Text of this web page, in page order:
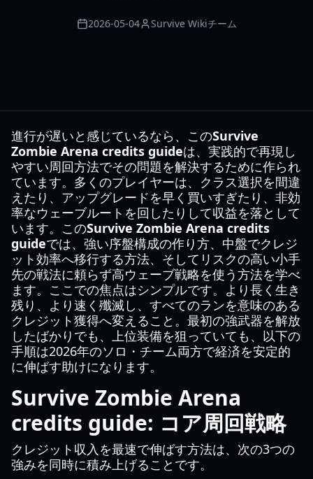
2026-05-04 Survive Wikiチーム
進行が遅いと感じているなら、このSurvive
Zombie Arena credits guideは、実践的で再現し
やすい周回方法でその問題を解決するために作られ
ています。多くのプレイヤーは、クラス選択を間違
えたり、アップグレードを早く買いすぎたり、非効
率なウェーブルートを回したりして収益を落として
います。このSurvive Zombie Arena credits
guideでは、強い序盤構成の作り方、中盤でクレジ
ット効率へ移行する方法、そしてリスクの高い小手
先の戦法に頼らず高ウェーブ戦略を使う方法を学べ
ます。ここでの焦点はシンプルです。より長く生き
残り、より速く殲滅し、すべてのランを意味のある
クレジット獲得へ変えること。最初の強武器を解放
したばかりでも、上位装備を狙っていても、以下の
手順は2026年のソロ・チーム両方で経済を安定的
に伸ばす助けになります。
Survive Zombie Arena
credits guide: コア周回戦略
クレジット収入を最速で伸ばす方法は、次の3つの
強みを同時に積み上げることです。